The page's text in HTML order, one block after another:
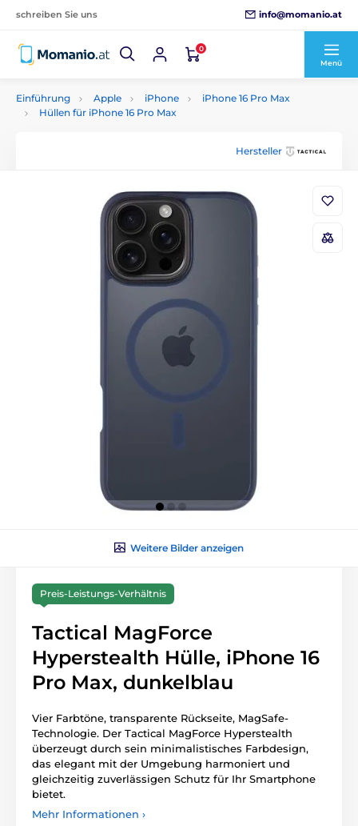
schreiben Sie uns info@momanio.at
0
Menü
Einführung Apple iPhone
iPhone 16 Pro Max
Hüllen für iPhone 16 Pro Max
Hersteller
Weitere Bilder anzeigen
Preis-Leistungs-Verhältnis
Tactical MagForce
Hyperstealth Hülle, iPhone 16
Pro Max, dunkelblau
Vier Farbtöne, transparente Rückseite, MagSafe-
Technologie. Der Tactical MagForce Hyperstealth
überzeugt durch sein minimalistisches Farbdesign,
das elegant mit der Umgebung harmoniert und
gleichzeitig zuverlässigen Schutz für Ihr Smartphone
bietet.
Mehr Informationen ›